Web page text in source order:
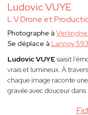
Ludovic VUYE
L V Drone et
Photographe à
Se déplace à Lannoy
Ludovic VUYEsaisit
vrais et lumineux. À
chaque image raconte
gravée avec douceur